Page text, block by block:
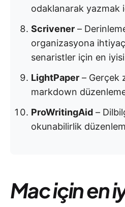
odaklanarak yazmak
Scrivener –
organizasyona
senaristler için en
LightPaper – Gerçek
markdown
ProWritingAid –
okunabilirlik
Mac için en